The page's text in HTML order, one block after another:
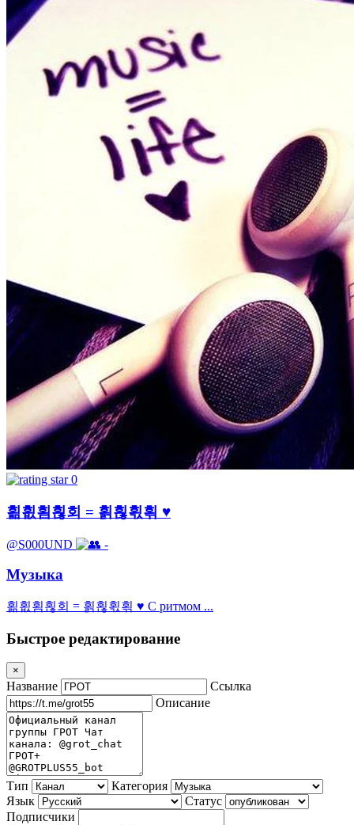
0
횖횞횜횒회 = 횕횒횏횎 ♥
@S000UND -
Музыка
횖횞횜횒회 = 횕횒횏횎 ♥ С ритмом ...
Быстрое редактирование
×
Название
Ссылка
Описание
Тип
Категория
Язык
Статус
Подписчики